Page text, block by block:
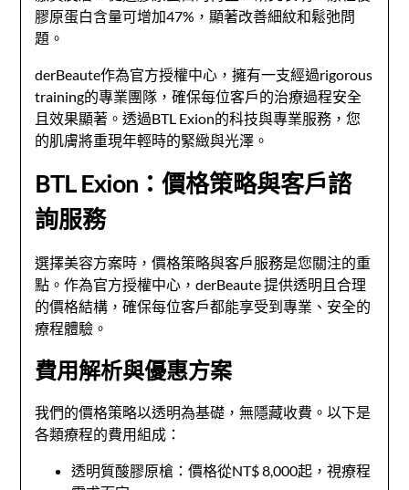
膠原蛋白含量可增加47%，顯著改善細紋和鬆弛問
題。
derBeaute作為官方授權中心，擁有一支經過rigorous
training的專業團隊，確保每位客戶的治療過程安全
且效果顯著。透過BTL Exion的科技與專業服務，您
的肌膚將重現年輕時的緊緻與光澤。
BTL Exion：價格策略與客戶諮
詢服務
選擇美容方案時，價格策略與客戶服務是您關注的重
點。作為官方授權中心，derBeaute 提供透明且合理
的價格結構，確保每位客戶都能享受到專業、安全的
療程體驗。
費用解析與優惠方案
我們的價格策略以透明為基礎，無隱藏收費。以下是
各類療程的費用組成：
透明質酸膠原槍：價格從NT$ 8,000起，視療程